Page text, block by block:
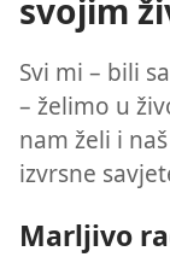
svojim
Svi mi – bili
– želimo u
nam želi i
izvrsne
Marljivo